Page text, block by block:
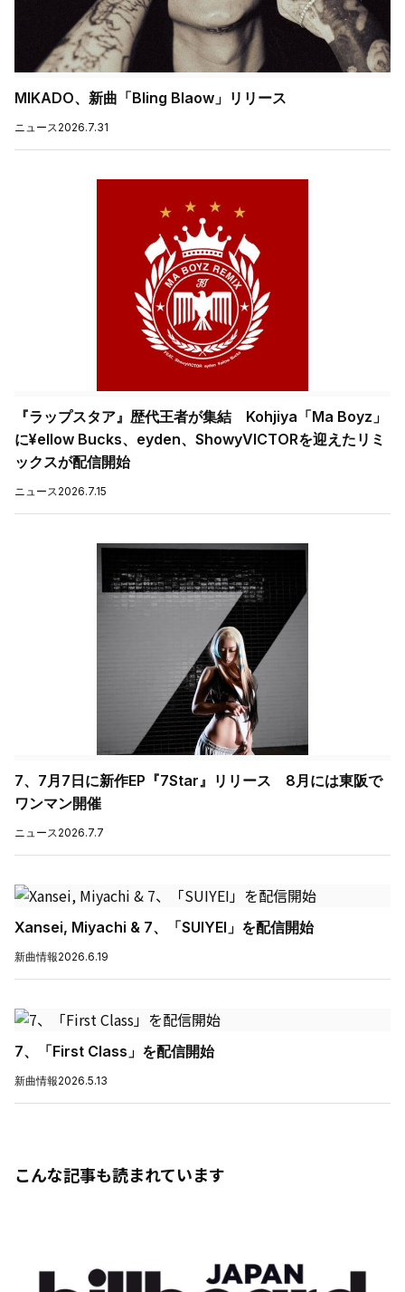
MIKADO、新曲「Bling Blaow」リリース
ニュース2026.7.31
『ラップスタア』歴代王者が集結 Kohjiya「Ma Boyz」
に¥ellow Bucks、eyden、ShowyVICTORを迎えたリミ
ックスが配信開始
ニュース2026.7.15
7、7月7日に新作EP『7Star』リリース 8月には東阪で
ワンマン開催
ニュース2026.7.7
Xansei, Miyachi & 7、「SUIYEI」を配信開始
新曲情報2026.6.19
7、「First Class」を配信開始
新曲情報2026.5.13
こんな記事も読まれています